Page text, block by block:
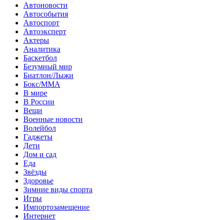
Автоновости
Автособытия
Автоспорт
Автоэксперт
Актеры
Аналитика
Баскетбол
Безумный мир
Биатлон/Лыжи
Бокс/MMA
В мире
В России
Вещи
Военные новости
Волейбол
Гаджеты
Дети
Дом и сад
Еда
Звёзды
Здоровье
Зимние виды спорта
Игры
Импортозамещение
Интернет